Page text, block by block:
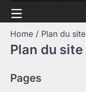
Home Plan du site
Plan du site
Pages